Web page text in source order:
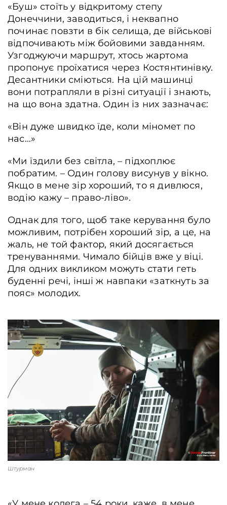
«Буш» стоїть у відкритому степу
Донеччини, заводиться, і неквапно
починає повзти в бік селища, де військові
відпочивають між бойовими завданням.
Узгоджуючи маршрут, хтось жартома
пропонує проїхатися через Костянтинівку.
Десантники сміються. На цій машинці
вони потрапляли в різні ситуації і знають,
на що вона здатна. Один із них зазначає:
«Він дуже швидко їде, коли міномет по
нас…»
«Ми їздили без світла, – підхоплює
побратим. – Один голову висунув у вікно.
Якщо в мене зір хороший, то я дивлюся,
водію кажу – право-ліво».
Однак для того, щоб таке керування було
можливим, потрібен хороший зір, а це, на
жаль, не той фактор, який досягається
тренуваннями. Чимало бійців вже у віці.
Для одних викликом можуть стати геть
буденні речі, інші ж навпаки «заткнуть за
пояс» молодих.
Штурман